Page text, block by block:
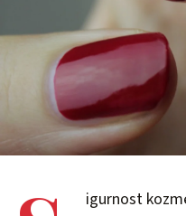
igurnost